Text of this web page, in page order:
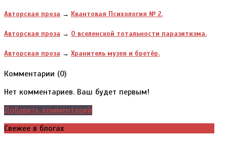
Авторская проза → Квантовая Психология № 2.
Авторская проза → О вселенской тотальности паразитизма.
Авторская проза → Хранитель музея и бретёр.
Комментарии (0)
Нет комментариев. Ваш будет первым!
Добавить комментарий
Свежее в блогах